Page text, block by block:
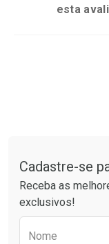
esta
Cadastre-se
Receba as
exclusivos!
Nome